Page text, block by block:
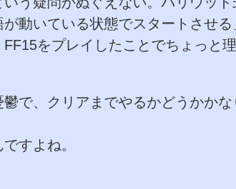
動いている状態でスタートさせ
をプレイしたことでちょっと
で、クリアまでやるかどうかか
すよね。